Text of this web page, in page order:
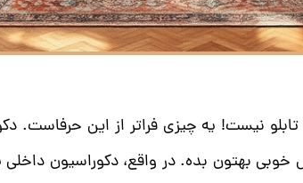
نیست! یه چیزی فراتر از این حرفاست.
بهتون بده. در واقع، دکوراسیون
طراحی سه بعدی کرج
طراحی سه بعدی کرج